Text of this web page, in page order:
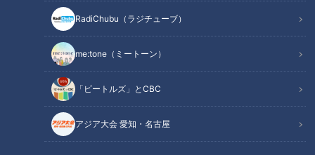
RadiChubu（ラジチューブ）
me:tone（ミートーン）
「ビートルズ」とCBC
アジア大会 愛知・名古屋
メディアを騒がせる呪物コレクター・田中俊行氏の怪奇譚、そ
して独自の視点を持つパシンペロンはやぶさ氏が加わること
で、どのような化学反応が起きるのか。これまでのファンはも
ちろん、すべての怪談フリークの期待を裏切らない、予測不能
な一夜となります。
大赤見ノヴ（ナナフシギ）（呪われし名字を持つ男）